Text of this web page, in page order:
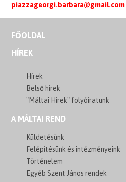
piazzageorgi.barbara@gmail.com
FŐOLDAL
HÍREK
Hírek
Belső hírek
"Máltai Hírek" folyóíratunk
A MÁLTAI REND
Küldetésünk
Felépítésünk és intézményeink
Történelem
Egyéb Szent János rendek